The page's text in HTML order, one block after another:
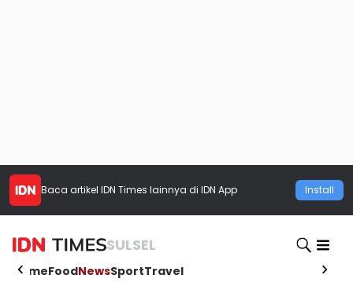
Baca artikel IDN Times lainnya di IDN App Install
SULSEL
HomeFoodNewsSportTravel